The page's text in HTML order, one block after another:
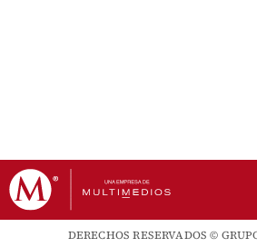
DERECHOS RESERVADOS ©